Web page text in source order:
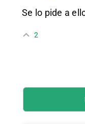
Se lo pide a
2